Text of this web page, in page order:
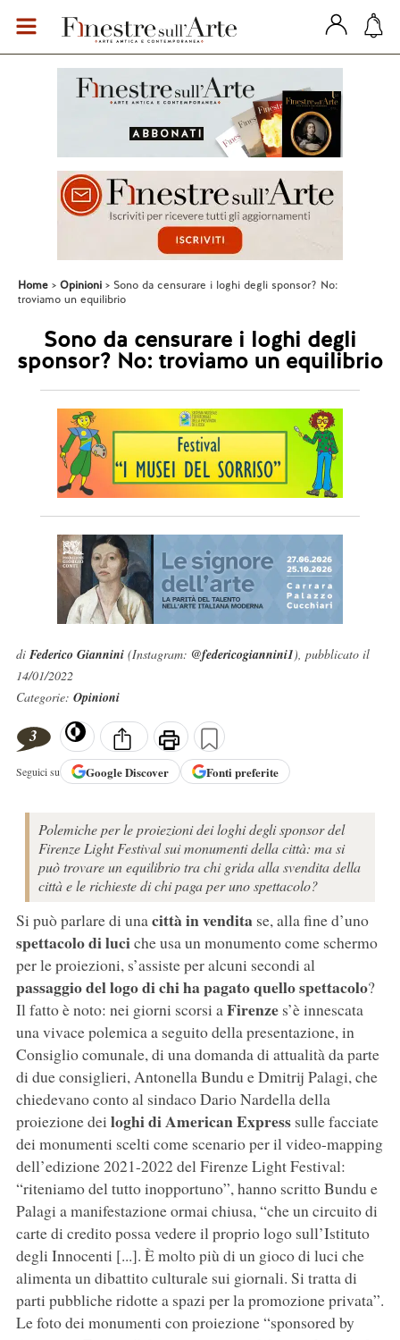
Home Opinioni
Sono da censurare i loghi degli sponsor? No:
troviamo un equilibrio
Sono da censurare i loghi degli
sponsor? No: troviamo un equilibrio
di Federico Giannini(Instagram: @federicogiannini1), pubblicato il
14/01/2022
Categorie: Opinioni
3
Seguici su GoogleDiscover Fonti preferite
Polemiche per le proiezioni dei loghi degli sponsor del
Firenze Light Festival sui monumenti della città: ma si
può trovare un equilibrio tra chi grida alla svendita della
città e le richieste di chi paga per uno spettacolo?
Si può parlare di unacittà in venditase, alla fine d’uno
spettacolo di luciche usa un monumento come schermo
per le proiezioni, s’assiste per alcuni secondi al
passaggio del logo di chi ha pagato quello spettacolo?
Il fatto è noto: nei giorni scorsi aFirenzes’è innescata
una vivace polemica a seguito della presentazione, in
Consiglio comunale, di una domanda di attualità da parte
di due consiglieri, Antonella Bundu e Dmitrij Palagi, che
chiedevano conto al sindaco Dario Nardella della
proiezione dei loghi di American Expresssulle facciate
dei monumenti scelti come scenario per il video-mapping
dell’edizione 2021-2022 del Firenze Light Festival:
“riteniamo del tutto inopportuno”, hanno scritto Bundu e
Palagi a manifestazione ormai chiusa, “che un circuito di
carte di credito possa vedere il proprio logo sull’Istituto
degli Innocenti [...]. È molto più di un gioco di luci che
alimenta un dibattito culturale sui giornali. Si tratta di
parti pubbliche ridotte a spazi per la promozione privata”.
Le foto dei monumenti con proiezione “sponsored by